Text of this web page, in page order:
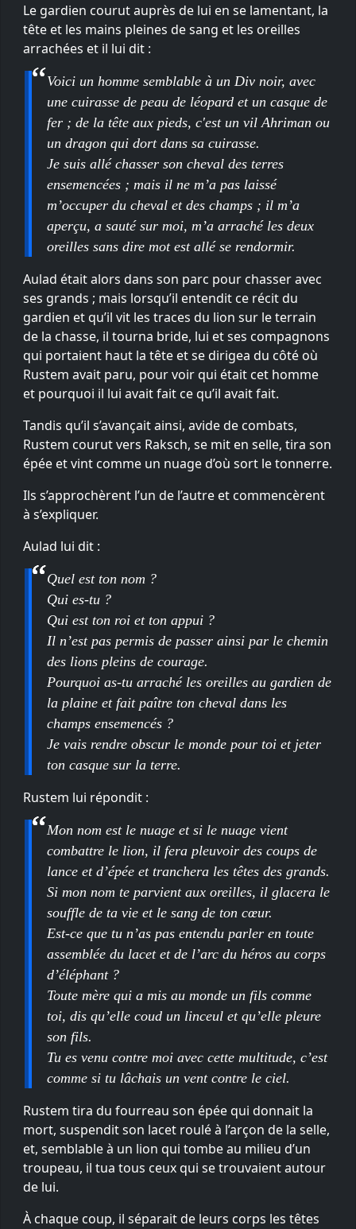
Le gardien courut auprès de lui en se lamentant, la
tête et les mains pleines de sang et les oreilles
arrachées et il lui dit :
Voici un homme semblable à un Div noir, avec
une cuirasse de peau de léopard et un casque de
fer ; de la tête aux pieds, c'est un vil Ahriman ou
un dragon qui dort dans sa cuirasse.
Je suis allé chasser son cheval des terres
ensemencées ; mais il ne m’a pas laissé
m’occuper du cheval et des champs ; il m’a
aperçu, a sauté sur moi, m’a arraché les deux
oreilles sans dire mot est allé se rendormir.
Aulad était alors dans son parc pour chasser avec
ses grands ; mais lorsqu’il entendit ce récit du
gardien et qu’il vit les traces du lion sur le terrain
de la chasse, il tourna bride, lui et ses compagnons
qui portaient haut la tête et se dirigea du côté où
Rustem avait paru, pour voir qui était cet homme
et pourquoi il lui avait fait ce qu’il avait fait.
Tandis qu’il s’avançait ainsi, avide de combats,
Rustem courut vers Raksch, se mit en selle, tira son
épée et vint comme un nuage d’où sort le tonnerre.
Ils s’approchèrent l’un de l’autre et commencèrent
à s’expliquer.
Aulad lui dit :
Quel est ton nom ?
Qui es-tu ?
Qui est ton roi et ton appui ?
Il n’est pas permis de passer ainsi par le chemin
des lions pleins de courage.
Pourquoi as-tu arraché les oreilles au gardien de
la plaine et fait paître ton cheval dans les
champs ensemencés ?
Je vais rendre obscur le monde pour toi et jeter
ton casque sur la terre.
Rustem lui répondit :
Mon nom est le nuage et si le nuage vient
combattre le lion, il fera pleuvoir des coups de
lance et d’épée et tranchera les têtes des grands.
Si mon nom te parvient aux oreilles, il glacera le
souffle de ta vie et le sang de ton cœur.
Est-ce que tu n’as pas entendu parler en toute
assemblée du lacet et de l’arc du héros au corps
d’éléphant ?
Toute mère qui a mis au monde un fils comme
toi, dis qu’elle coud un linceul et qu’elle pleure
son fils.
Tu es venu contre moi avec cette multitude, c’est
comme si tu lâchais un vent contre le ciel.
Rustem tira du fourreau son épée qui donnait la
mort, suspendit son lacet roulé à l’arçon de la selle,
et, semblable à un lion qui tombe au milieu d’un
troupeau, il tua tous ceux qui se trouvaient autour
de lui.
À chaque coup, il séparait de leurs corps les têtes